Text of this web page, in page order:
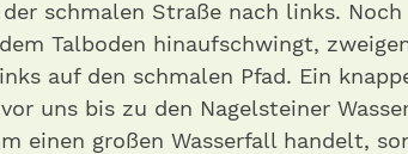
schmalen Straße nach links. Noch
Talboden hinaufschwingt,
auf den schmalen Pfad. Ein
uns bis zu den Nagelsteiner
einen großen Wasserfall handelt,